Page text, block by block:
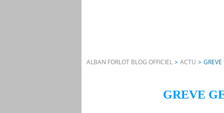
ALBAN FORLOT BLOG OFFICIEL > ACTU >
GREVE